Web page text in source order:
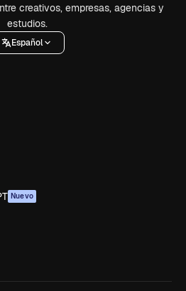
creativos, empresas, agencias y
estudios.
Español
Nuevo